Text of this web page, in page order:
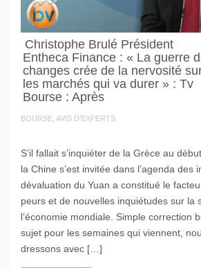
Christophe Brulé Président
Entheca Finance : « La guerre
changes crée de la nervosité
les marchés qui va durer » : Tv
Bourse : Après
BOURSE, AVIS D'EXPERTS
S’il fallait s’inquiéter de la Grèce au début
la Chine s’est invitée dans l’agenda des
dévaluation du Yuan a constitué le
peurs et de nouvelles inquiétudes sur la
l’économie mondiale. Simple correction
sujet pour les semaines qui viennent,
dressons avec […]